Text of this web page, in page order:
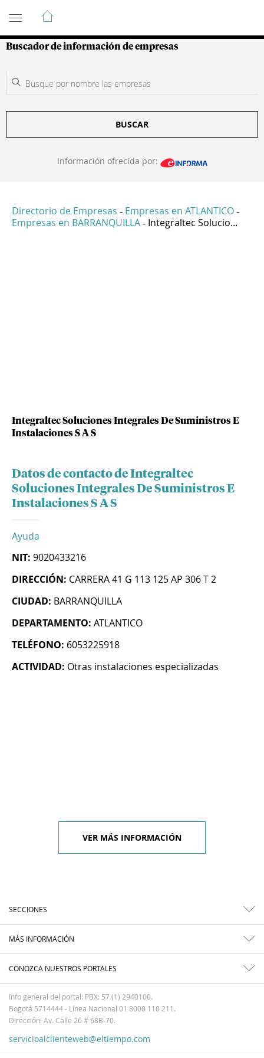
Guía de Empresas Colombianas
Buscador de información de empresas
BUSCAR
Información ofrecida por:
Directorio de Empresas - Empresas en ATLANTICO -
Empresas en BARRANQUILLA - Integraltec Solucio...
Integraltec Soluciones Integrales De Suministros E
Instalaciones S A S
Datos de contacto de Integraltec
Soluciones Integrales De Suministros E
Instalaciones S A S
Ayuda
NIT: 9020433216
DIRECCIÓN: CARRERA 41 G 113 125 AP 306 T 2
CIUDAD: BARRANQUILLA
DEPARTAMENTO: ATLANTICO
TELÉFONO: 6053225918
ACTIVIDAD: Otras instalaciones especializadas
VER MÁS INFORMACIÓN
SECCIONES
MÁS INFORMACIÓN
CONOZCA NUESTROS PORTALES
Info general del portal: PBX: 57 (1) 2940100.
Bogotá 5714444 - Línea Nacional 01 8000 110 211.
Dirección: Av. Calle 26 # 68B-70.
servicioalclienteweb@eltiempo.com